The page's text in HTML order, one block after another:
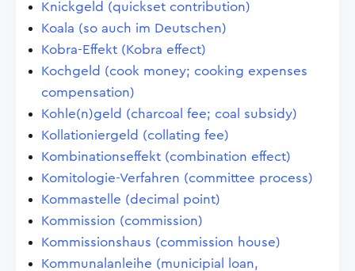
Knickgeld (quickset contribution)
Koala (so auch im Deutschen)
Kobra-Effekt (Kobra effect)
Kochgeld (cook money; cooking expenses
compensation)
Kohle(n)geld (charcoal fee; coal subsidy)
Kollationiergeld (collating fee)
Kombinationseffekt (combination effect)
Komitologie-Verfahren (committee process)
Kommastelle (decimal point)
Kommission (commission)
Kommissionshaus (commission house)
Kommunalanleihe (municipial loan,